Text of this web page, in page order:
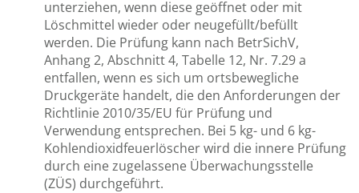
unterziehen, wenn diese geöffnet oder mit
Löschmittel wieder oder neugefüllt/befüllt
werden. Die Prüfung kann nach BetrSichV,
Anhang 2, Abschnitt 4, Tabelle 12, Nr. 7.29 a
entfallen, wenn es sich um ortsbewegliche
Druckgeräte handelt, die den Anforderungen der
Richtlinie 2010/35/EU für Prüfung und
Verwendung entsprechen. Bei 5 kg- und 6 kg-
Kohlendioxidfeuerlöscher wird die innere Prüfung
durch eine zugelassene Überwachungsstelle
(ZÜS) durchgeführt.